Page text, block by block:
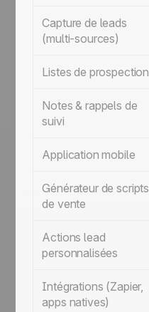
Capture de leads
(multi-sources)
Listes de prospection
Notes & rappels de
suivi
Application mobile
Générateur de scripts
de vente
Actions lead
personnalisées
Intégrations (Zapier,
apps natives)